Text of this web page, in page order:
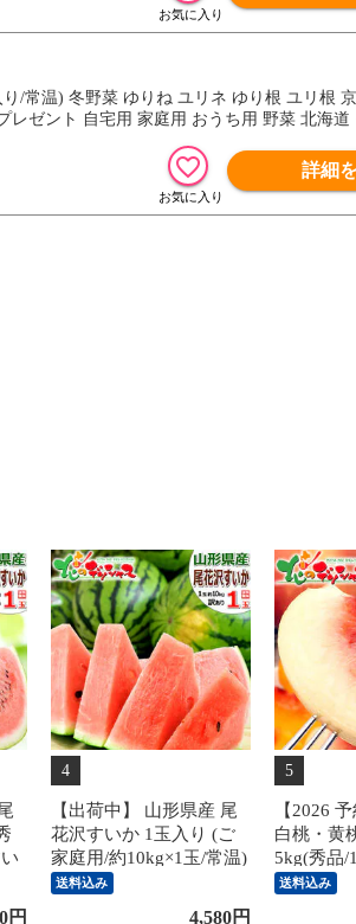
/常温) 冬野菜 ゆりね ユリネ ゆり根 ユリ根
ゼント 自宅用 家庭用 おうち用 野菜 北海道
詳細
円
4
【出荷中】 山形県産 尾
花沢すいか 1玉入り (ご
家庭用/約10kg×1玉/常温)
すいか スイカ 西瓜 尾花
沢スイカ わけあり 訳あ
送料込み
4,580円
5
【2026
白桃・黄
5kg(秀品/
り/クール
郷 北限
送料込み